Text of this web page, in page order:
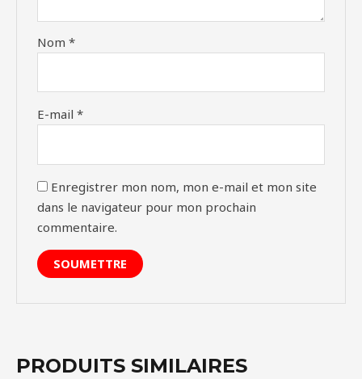
Nom*
E-mail*
Enregistrer mon nom, mon e-mail et mon site
dans le navigateur pour mon prochain
commentaire.
PRODUITS SIMILAIRES